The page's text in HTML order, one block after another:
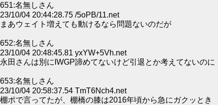
651:名無しさん
23/10/04 20:44:28.75 /5oPB/11.net
まあウェイト増えても動けるなら問題ないのだが
652:名無しさん
23/10/04 20:48:45.81 yxYW+5Vh.net
永田さんは別にIWGP諦めてないけど引退とか考えてないのに
653:名無しさん
23/10/04 20:58:37.54 TmT6Nch4.net
棚ポで言ってたが、棚橋の膝は2016年頃から急にガクッとき